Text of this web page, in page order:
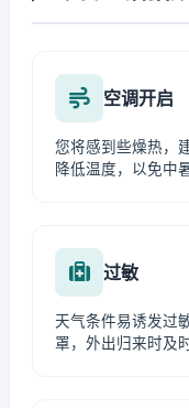
空调开启
您将感到些燥热，
降低温度，以免中暑
过敏
天气条件易诱发过
罩，外出归来时及